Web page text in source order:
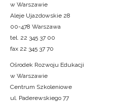
w Warszawie
Aleje Ujazdowskie 28
00-478 Warszawa
tel. 22 345 37 00
fax 22 345 37 70
Ośrodek Rozwoju Edukacji
w Warszawie
Centrum Szkoleniowe
ul. Paderewskiego 77